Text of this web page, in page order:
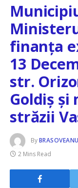
finanța
13
str.
Goldiș și
străzii
By
2 Mins Read